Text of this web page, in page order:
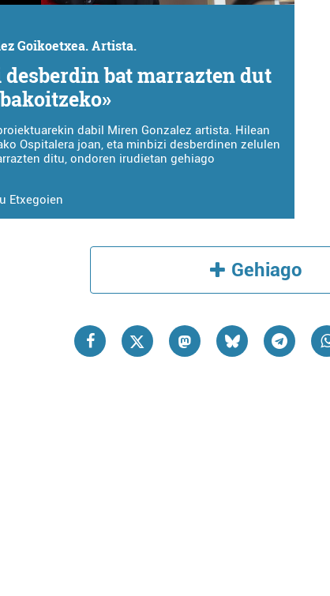
Goikoetxea. Artista.
bat marrazten dut
dabil Miren Gonzalez artista. Hilean
Ospitalera joan, eta minbizi desberdinen zelulen
ditu, ondoren irudietan gehiago
Etxegoien
Gehiago